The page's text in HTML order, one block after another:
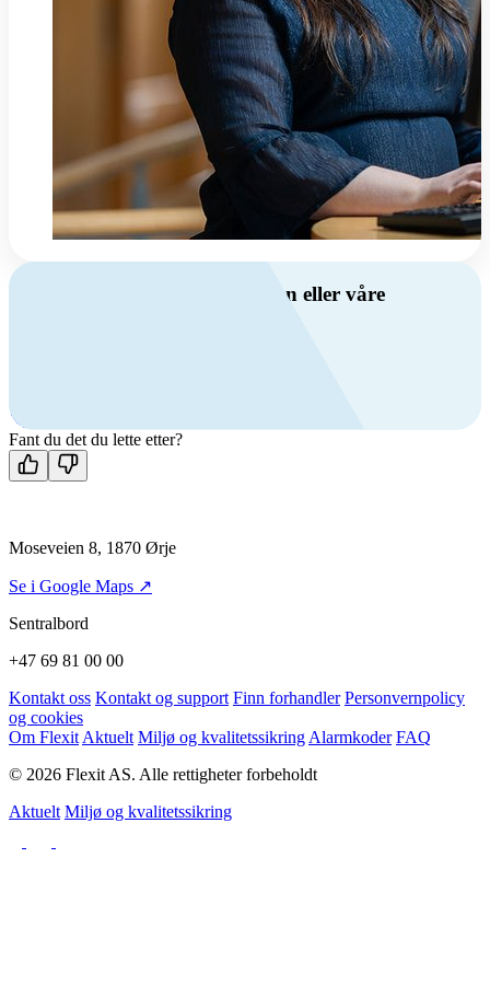
Har du spørsmål om ventilasjon eller våre
Kontakt oss
Fant du det du lette etter?
Moseveien 8, 1870 Ørje
Se i Google Maps ↗
Sentralbord
+47 69 81 00 00
Kontakt oss Kontakt og support Finn forhandler Personvernpolicy
og cookies
Om Flexit Aktuelt Miljø og kvalitetssikring Alarmkoder FAQ
© 2026 Flexit AS. Alle rettigheter forbeholdt
Aktuelt Miljø og kvalitetssikring